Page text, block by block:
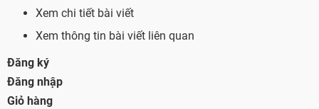
Xem chi tiết bài viết
Xem thông tin bài viết liên quan
Đăng ký
Đăng nhập
Giỏ hàng